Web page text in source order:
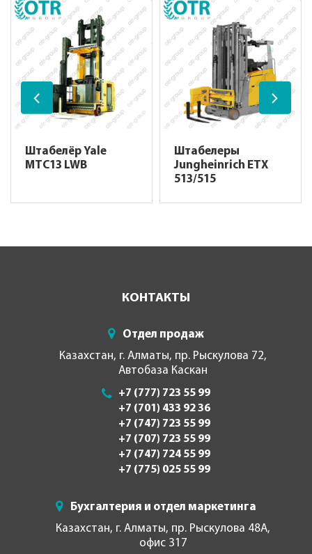
Штабелёр Yale
MTC13 LWB
Штабелеры
Jungheinrich ETX
513/515
КОНТАКТЫ
Отдел продаж
Казахстан, г. Алматы, пр. Рыскулова 72,
Автобаза Каскан
+7 (777) 723 55 99
+7 (701) 433 92 36
+7 (747) 723 55 99
+7 (707) 723 55 99
+7 (747) 724 55 99
+7 (775) 025 55 99
Бухгалтерия и отдел маркетинга
Казахстан, г. Алматы, пр. Рыскулова 48А,
офис 317